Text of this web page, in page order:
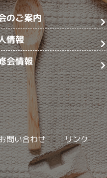
のご案内
情報
会情報
問い合わせ リンク